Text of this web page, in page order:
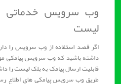
وب سرویس خدماتی
لیست
اگر قصد استفاده از وب سرویس را
داشته باشید که وب سرویس پیامکی
قابلیت ارسال پیامک به بلک لیست را
طریق وب سرویس پیامکی های اطلاع